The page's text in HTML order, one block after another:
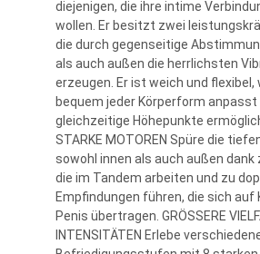
diejenigen, die ihre intime
wollen. Er besitzt zwei
die durch gegenseitige
als auch außen die herrlichsten
erzeugen. Er ist weich und flexibel,
bequem jeder Körperform anpasst
gleichzeitige Höhepunkte
STARKE MOTOREN Spüre die
sowohl innen als auch außen dank
die im Tandem arbeiten und zu
Empfindungen führen, die sich auf
Penis übertragen. GRÖSSERE
INTENSITÄTEN Erlebe